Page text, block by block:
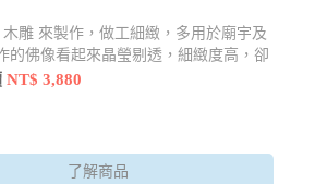
雕 來製作，做工細緻，多用於廟宇及
的佛像看起來晶瑩剔透，細緻度高，卻
多型態及樣貌
NT$ 3,880
了解商品